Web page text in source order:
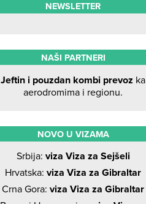
NEWSLETTER
NAŠI PARTNERI
Jeftin i pouzdan kombi prevoz ka
aerodromima i regionu.
NOVO U VIZAMA
Srbija: viza Viza za Sejšeli
Hrvatska: viza Viza za Gibraltar
Crna Gora: viza Viza za Gibraltar